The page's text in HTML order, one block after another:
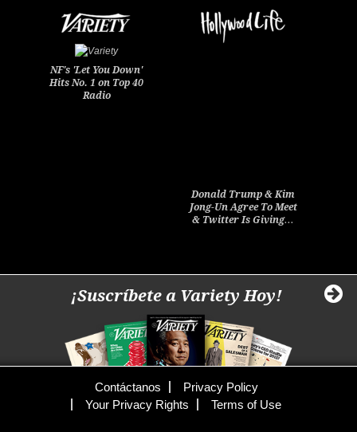
NF's 'Let You Down'
Hits No. 1 on Top 40
Radio
Donald Trump & Kim
Jong-Un Agree To Meet
& Twitter Is Giving…
¡Suscríbete a Variety Hoy!
Contáctanos
Privacy Policy
Your Privacy Rights
Terms of Use